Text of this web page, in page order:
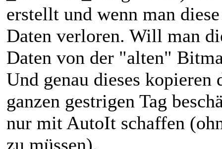
erstellt und wenn man
Daten verloren. Will man
Daten von der "alten"
Und genau dieses
ganzen gestrigen Tag
nur mit AutoIt schaffen
zu müssen).